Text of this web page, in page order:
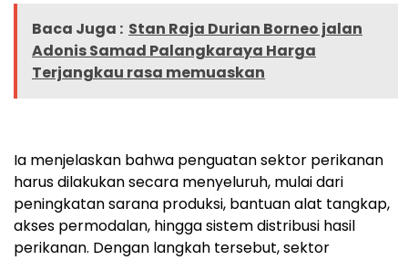
Baca Juga : Stan Raja Durian Borneo jalan
Adonis Samad Palangkaraya Harga
Terjangkau rasa memuaskan
Ia menjelaskan bahwa penguatan sektor perikanan
harus dilakukan secara menyeluruh, mulai dari
peningkatan sarana produksi, bantuan alat tangkap,
akses permodalan, hingga sistem distribusi hasil
perikanan. Dengan langkah tersebut, sektor